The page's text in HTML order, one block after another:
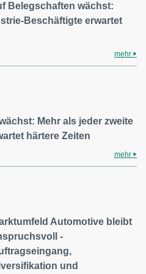
Belegschaften wächst:
Beschäftigte erwartet
mehr
Mehr als jeder zweite
härtere Zeiten
mehr
Automotive bleibt
-
und